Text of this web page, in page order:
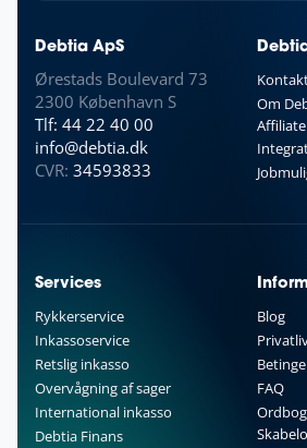
Debtia ApS
Ørestads Boulevard 73
2300 København S
Tlf: 44 22 40 00
info@debtia.dk
CVR: 34593833
Om
Affiliate
Services
Rykkerservice
Inkassoservice
Retslig inkasso
Overvågning af sager
International inkasso
Debtia Finans
Blog
FAQ
Ordbog